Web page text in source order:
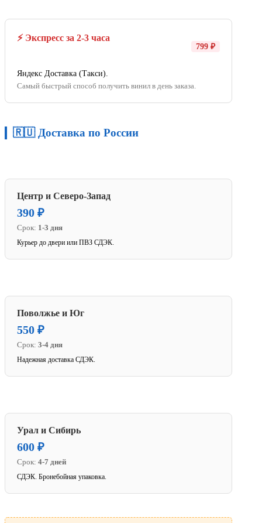
⚡ Экспресс за 2-3 часа
799 ₽
Яндекс Доставка (Такси).
Самый быстрый способ получить винил в день заказа.
🇷🇺 Доставка по России
Центр и Северо-Запад
390 ₽
Срок: 1-3 дня
Курьер до двери или ПВЗ СДЭК.
Поволжье и Юг
550 ₽
Срок: 3-4 дня
Надежная доставка СДЭК.
Урал и Сибирь
600 ₽
Срок: 4-7 дней
СДЭК. Бронебойная упаковка.